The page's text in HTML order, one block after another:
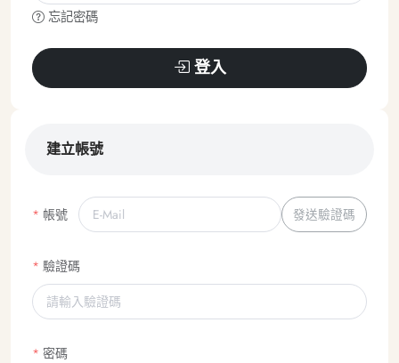
忘記密碼
登入
建立帳號
帳號 發送驗證碼
驗證碼
密碼